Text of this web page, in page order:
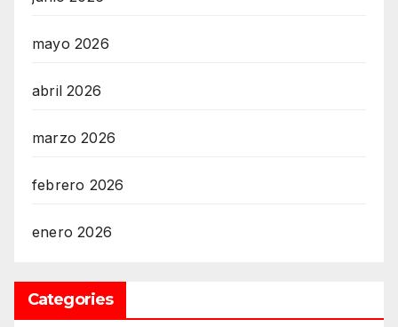
mayo 2026
abril 2026
marzo 2026
febrero 2026
enero 2026
Categories